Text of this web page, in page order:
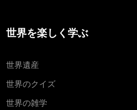
世界を楽しく学ぶ
世界遺産
世界のクイズ
世界の雑学